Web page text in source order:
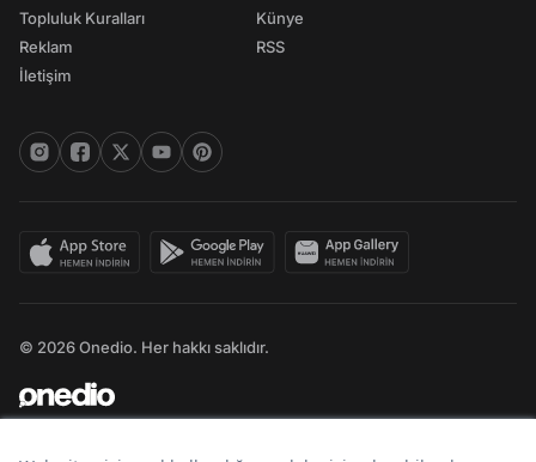
Topluluk Kuralları
Reklam
İletişim
Künye
RSS
© 2026 Onedio. Her hakkı saklıdır.